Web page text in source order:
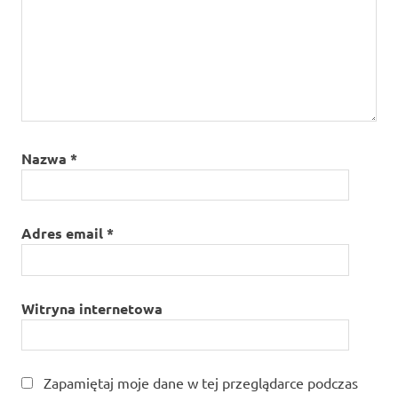
Nazwa *
Adres email*
Witryna internetowa
Zapamiętaj moje dane w tej przeglądarce podczas